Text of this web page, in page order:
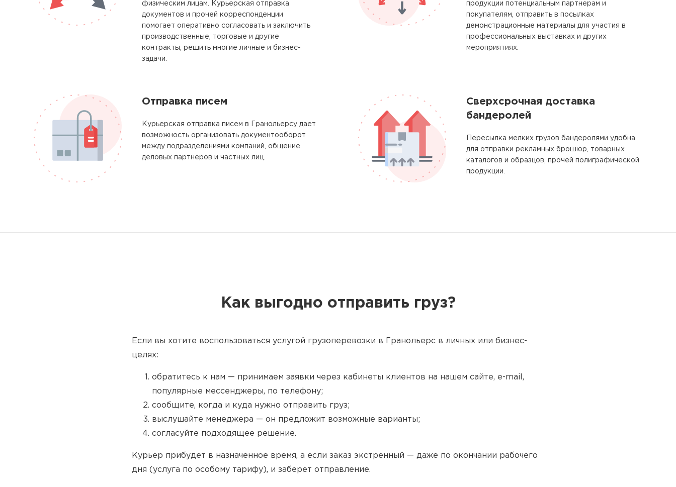
физическим лицам. Курьерская отправка
документов и прочей корреспонденции
помогает оперативно согласовать и заключить
производственные, торговые и другие
контракты, решить многие личные и бизнес-
задачи.
продукции потенциальным партнерам и
покупателям, отправить в посылках
демонстрационные материалы для участия в
профессиональных выставках и других
мероприятиях.
Отправка писем
Курьерская отправка писем в Гранольерсу дает
возможность организовать документооборот
между подразделениями компаний, общение
деловых партнеров и частных лиц.
Сверхсрочная доставка
бандеролей
Пересылка мелких грузов бандеролями удобна
для отправки рекламных брошюр, товарных
каталогов и образцов, прочей полиграфической
продукции.
Как выгодно отправить груз?
Если вы хотите воспользоваться услугой грузоперевозки в Гранольерс в личных или бизнес-
целях:
обратитесь к нам — принимаем заявки через кабинеты клиентов на нашем сайте, e-mail,
популярные мессенджеры, по телефону;
сообщите, когда и куда нужно отправить груз;
выслушайте менеджера — он предложит возможные варианты;
согласуйте подходящее решение.
Курьер прибудет в назначенное время, а если заказ экстренный — даже по окончании рабочего
дня (услуга по особому тарифу), и заберет отправление.